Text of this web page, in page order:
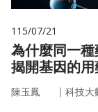
115/07/21
為什麼同一
揭開基因的用
陳玉鳳 ｜ 科技大